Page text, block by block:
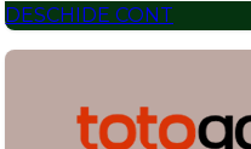
DESCHIDE CONT